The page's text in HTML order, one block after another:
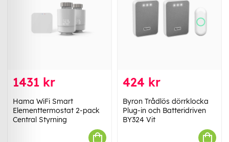
1431 kr
Hama WiFi Smart
Elementtermostat 2-pack
Central Styrning
424 kr
Byron Trådlös dörrklocka
Plug-in och Batteridriven
BY324 Vit